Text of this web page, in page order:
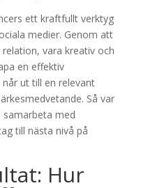
ett kraftfullt verktyg
medier. Genom att
vara kreativ och
en effektiv
ut till en relevant
Så var
med
till nästa nivå på
Hur